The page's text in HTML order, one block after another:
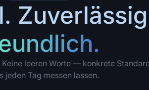
leeren Worte — konkrete
jeden Tag messen lassen.